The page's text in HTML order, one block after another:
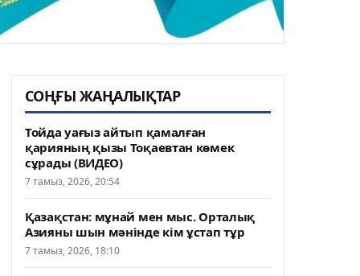
СОҢҒЫ ЖАҢАЛЫҚТАР
Тойда уағыз айтып қамалған
қарияның қызы Тоқаевтан көмек
сұрады (ВИДЕО)
7 тамыз, 2026, 20:54
Қазақстан: мұнай мен мыс. Орталық
Азияны шын мәнінде кім ұстап тұр
7 тамыз, 2026, 18:10